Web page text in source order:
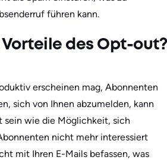
führen kann.
des Opt-out?
erscheinen mag, Abonnenten
sich von Ihnen abzumelden, kann
sein wie die Möglichkeit, sich
nicht mehr interessiert
mit Ihren E-Mails befassen, was